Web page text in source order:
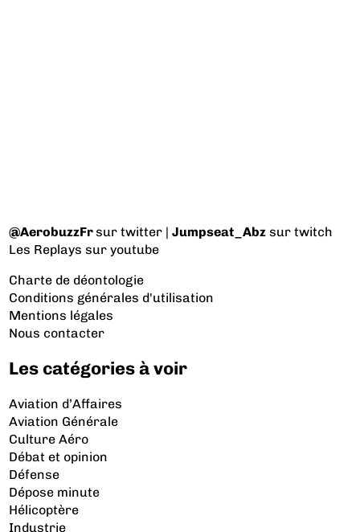
@AerobuzzFrsur twitter |Jumpseat_Abz sur twitch
Les Replays sur youtube
Charte de déontologie
Conditions générales d'utilisation
Mentions légales
Nous contacter
Les catégories à voir
Aviation d’Affaires
Aviation Générale
Culture Aéro
Débat et opinion
Défense
Dépose minute
Hélicoptère
Industrie